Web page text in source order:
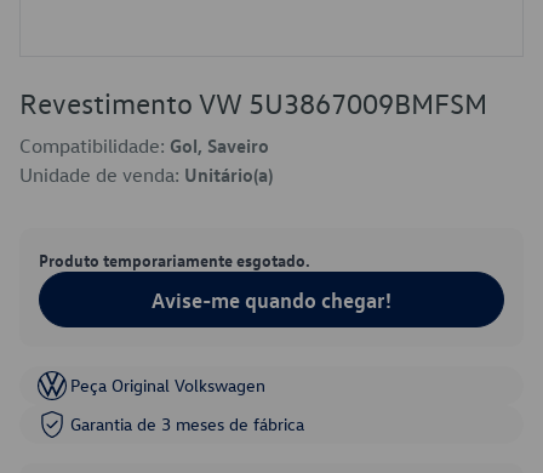
Revestimento VW 5U3867009BMFSM
Compatibilidade: Gol, Saveiro
Unidade de venda: Unitário(a)
Produto temporariamente esgotado.
Avise-me quando chegar!
Peça Original Volkswagen
Garantia de 3 meses de fábrica